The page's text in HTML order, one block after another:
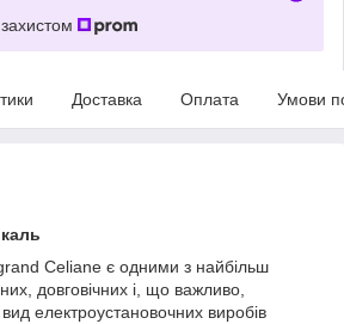
Доставка Оплата Умови
Celiane є одними з найбільш
довговічних і, що важливо,
електроустановочних виробів